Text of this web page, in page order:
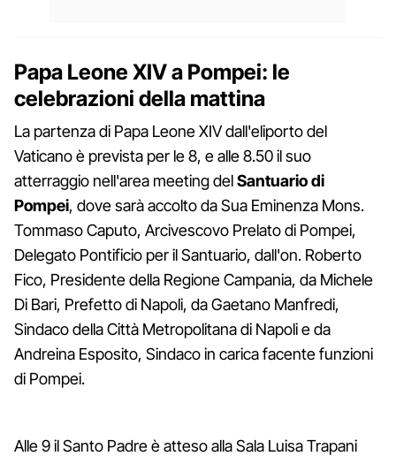
Papa Leone XIV a Pompei: le
celebrazioni della mattina
La partenza di Papa Leone XIV dall'eliporto del
Vaticano è prevista per le 8, e alle 8.50 il suo
atterraggio nell'area meeting delSantuario di
Pompei, dove sarà accolto da Sua Eminenza Mons.
Tommaso Caputo, Arcivescovo Prelato di Pompei,
Delegato Pontificio per il Santuario, dall'on. Roberto
Fico, Presidente della Regione Campania, da Michele
Di Bari, Prefetto di Napoli, da Gaetano Manfredi,
Sindaco della Città Metropolitana di Napoli e da
Andreina Esposito, Sindaco in carica facente funzioni
di Pompei.
Alle 9 il Santo Padre è atteso alla Sala Luisa Trapani